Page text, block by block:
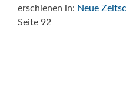
erschienen in: Neue
Seite 92